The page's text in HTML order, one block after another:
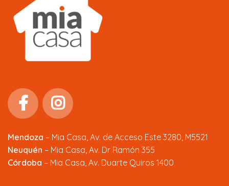
Mendoza – Mia Casa, Av. de Acceso Este 3280, M5521
Neuquén – Mia Casa, Av. Dr Ramón 355
Córdoba – Mia Casa, Av. Duarte Quiros 1400